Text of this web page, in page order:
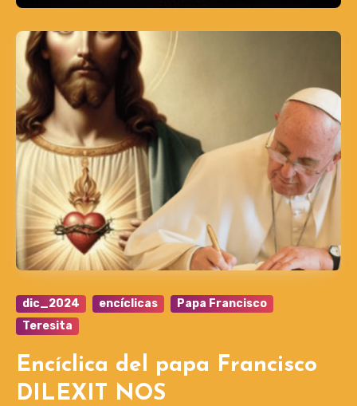
dic_2024 encíclicas
Papa Francisco
Teresita
Encíclica del papa Francisco
DILEXIT NOS